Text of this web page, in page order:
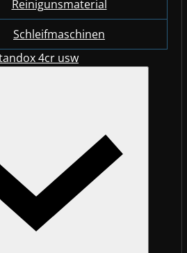
Reinigunsmaterial
Schleifmaschinen
4cr usw